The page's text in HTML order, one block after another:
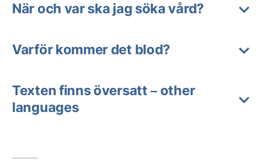
När och var ska jag söka vård?
Varför kommer det blod?
Texten finns översatt – other
languages